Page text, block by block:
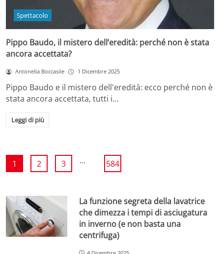
Spettacolo
Pippo Baudo, il mistero dell’eredità: perché non è stata
ancora accettata?
Antonella Boccasile 1 Dicembre 2025
Pippo Baudo e il mistero dell'eredità: ecco perché non è
stata ancora accettata, tutti i…
Leggi di più
1 2 3 ... 584
La funzione segreta della lavatrice
che dimezza i tempi di asciugatura
in inverno (e non basta una
centrifuga)